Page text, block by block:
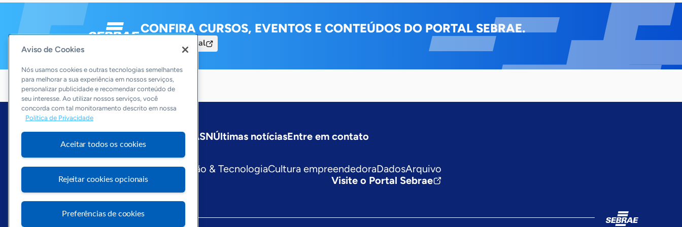
CONFIRA CURSOS, EVENTOS E CONTEÚDOS DO PORTAL SEBRAE.
Acesse o Portal
Sobre a ASNÚltimas notíciasEntre em contato
Editorias
Economia & PolíticaInovação & TecnologiaCultura empreendedoraDadosArquivo
Visite o Portal Sebrae
Aviso de Cookies
Nós usamos cookies e outras tecnologias semelhantes
para melhorar a sua experiência em nossos serviços,
personalizar publicidade e recomendar conteúdo de
seu interesse. Ao utilizar nossos serviços, você
concorda com tal monitoramento descrito em nossa
Política de Privacidade
Aceitar todos os cookies
Rejeitar cookies opcionais
Preferências de cookies